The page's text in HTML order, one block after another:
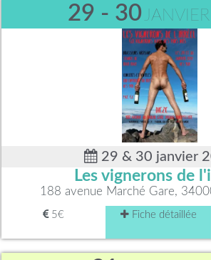
29 - 30JANVIER
29 & 30 janvier
Les vignerons de
188 avenue Marché Gare,
5€ Fiche détaillée